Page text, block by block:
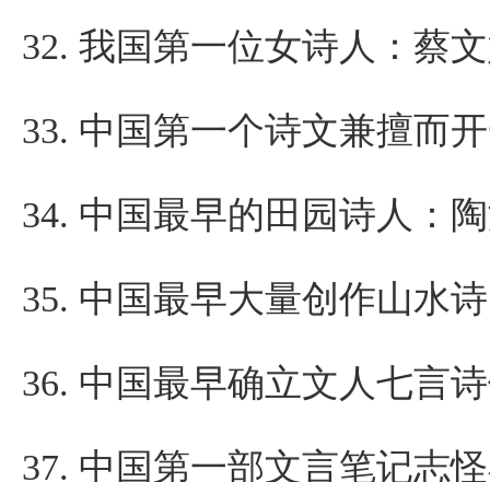
32. 我国第一位女诗人：蔡
33. 中国第一个诗文兼擅而
34. 中国最早的田园诗人：
35. 中国最早大量创作山水
36. 中国最早确立文人七言
37. 中国第一部文言笔记志